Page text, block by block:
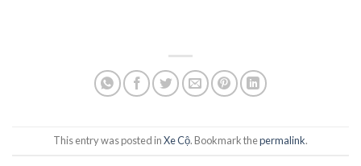
This entry was posted inXe Cộ. Bookmark thepermalink.